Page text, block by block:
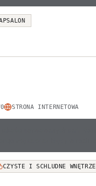
STRONA INTERNETOWA
CZYSTE I SCHLUDNE WNĘTRZE